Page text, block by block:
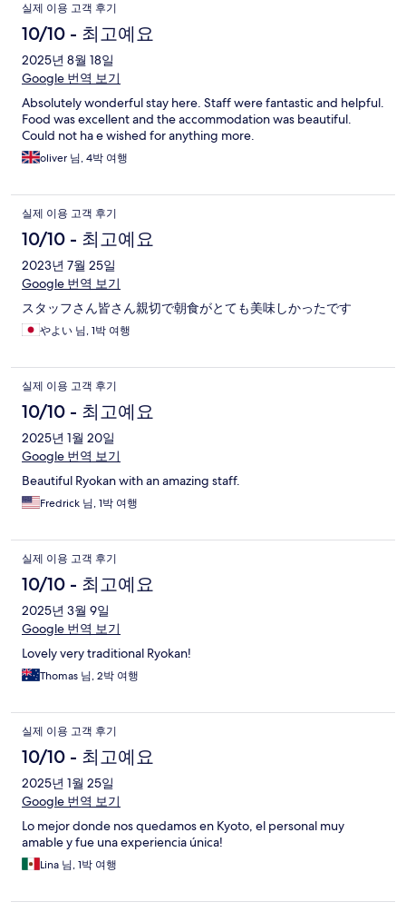
실제 이용 고객 후기
10/10 - 최고예요
2025년 8월 18일
Google 번역 보기
Absolutely wonderful stay here. Staff were fantastic and helpful.
Food was excellent and the accommodation was beautiful.
Could not ha e wished for anything more.
oliver 님, 4박 여행
실제 이용 고객 후기
10/10 - 최고예요
2023년 7월 25일
Google 번역 보기
スタッフさん皆さん親切で朝食がとても美味しかったです
やよい 님, 1박 여행
실제 이용 고객 후기
10/10 - 최고예요
2025년 1월 20일
Google 번역 보기
Beautiful Ryokan with an amazing staff.
Fredrick 님, 1박 여행
실제 이용 고객 후기
10/10 - 최고예요
2025년 3월 9일
Google 번역 보기
Lovely very traditional Ryokan!
Thomas 님, 2박 여행
실제 이용 고객 후기
10/10 - 최고예요
2025년 1월 25일
Google 번역 보기
Lo mejor donde nos quedamos en Kyoto, el personal muy
amable y fue una experiencia única!
Lina 님, 1박 여행